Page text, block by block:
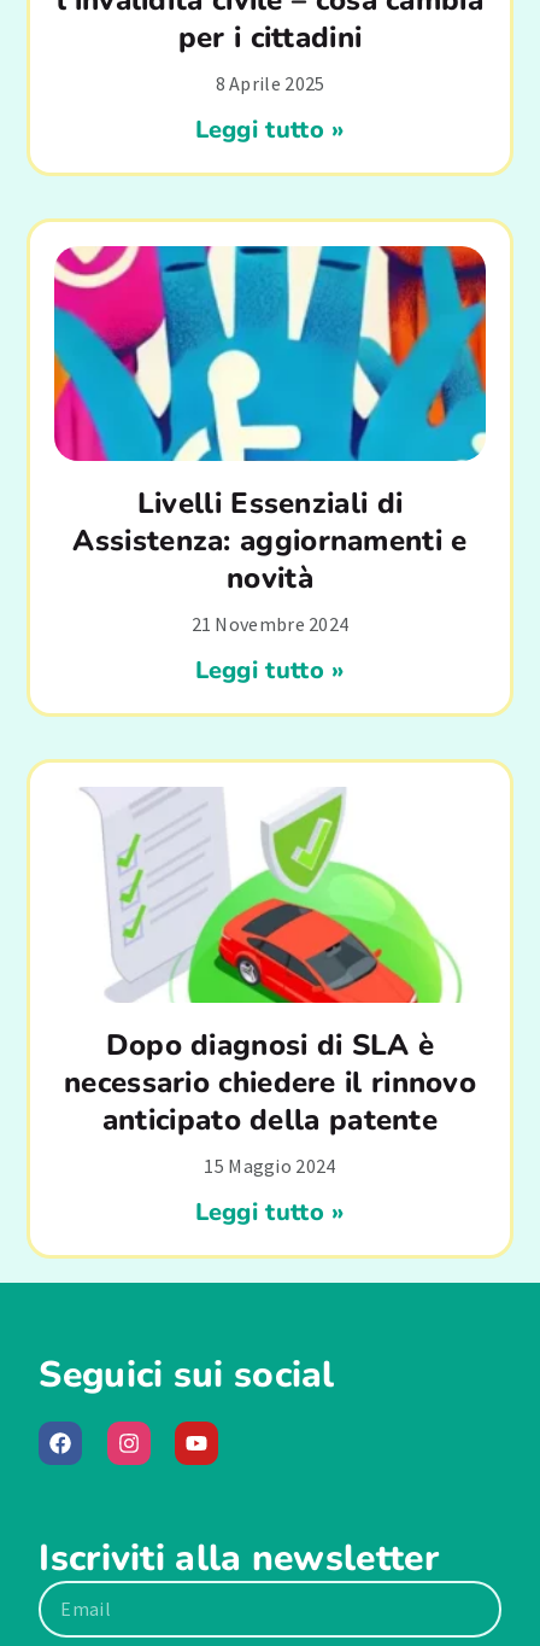
per i cittadini
8 Aprile 2025
Leggi tutto »
Livelli Essenziali di
Assistenza: aggiornamenti e
novità
21 Novembre 2024
Leggi tutto »
Dopo diagnosi di SLA è
necessario chiedere il rinnovo
anticipato della patente
15 Maggio 2024
Leggi tutto »
Seguici sui social
Iscriviti alla newsletter